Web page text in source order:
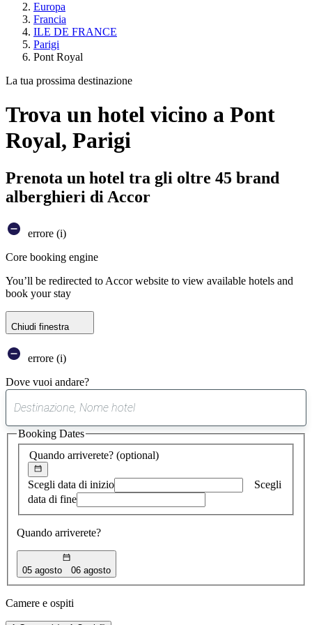
Europa
Francia
ILE DE FRANCE
Parigi
Pont Royal
La tua prossima destinazione
Trova un hotel vicino a Pont
Royal, Parigi
Prenota un hotel tra gli oltre 45 brand
alberghieri di Accor
errore (i)
Core booking engine
You’ll be redirected to Accor website to view available hotels and
book your stay
Chiudi finestra
errore (i)
Dove vuoi andare?
suggerimento
trovato
Quando arriverete? (optional)
Scegli data di inizio
Scegli
data di fine
Quando arriverete?
05 agosto 06 agosto
Booking Dates
Camere e ospiti